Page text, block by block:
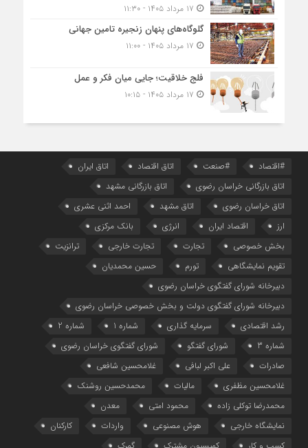
گلوگاه‌های پنهان زنجیره تامین جهانی
فلج خلاقیت؛ جایی میان فکر و عمل
#اقتصاد #صنعت اتاق اقتصاد
اتاق ایران
اتاق بازرگانی خراسان رضوی
اتاق بازرگانی مشهد
اتاق خراسان رضوی
اتاق مشهد
احمد اثنی عشری
ارز
اقتصاد ایران انرژی
بانک مرکزی
بخش خصوصی
تجارت تجارت خارجی
ترانزیت
تقویم نمایشگاهی
تورم
حسین محمدیان
دبیرخانه شورای گفتگوی خراسان رضوی
دبیرخانه شورای گفتگوی دولت و بخش خصوصی خراسان رضوی
رشد اقتصادی
سرمایه گذاری شماره 1
شماره 2
شماره 3
شورای گفتگو
شورای گفتگوی خراسان رضوی
صادرات
علی اکبر لبافی
غلامحسین شافعی
غلامحسین مظفری
مالیات
محمدحسین روشنک
محمدرضا توکلی زاده
محمود امتی
معدن
نمایشگاه خارجی
هوش مصنوعی واردات
کارکنان